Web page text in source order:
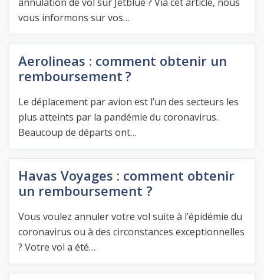
vous informons sur vos…
Aerolineas : comment obtenir un
remboursement ?
Le déplacement par avion est l’un des secteurs les
plus atteints par la pandémie du coronavirus.
Beaucoup de départs ont…
Havas Voyages : comment obtenir
un remboursement ?
Vous voulez annuler votre vol suite à l’épidémie du
coronavirus ou à des circonstances exceptionnelles
? Votre vol a été…